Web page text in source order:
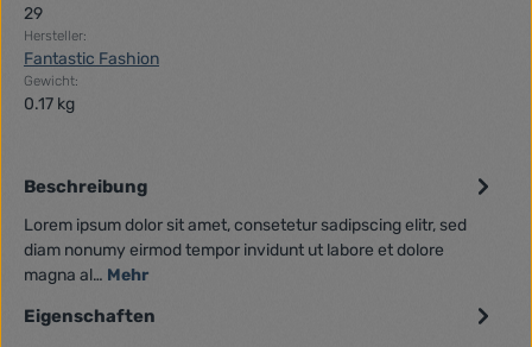
29
Hersteller:
Fantastic Fashion
Gewicht:
0.17 kg
Beschreibung
Lorem ipsum dolor sit amet, consetetur sadipscing elitr, sed
diam nonumy eirmod tempor invidunt ut labore et dolore
magna al… Mehr
Eigenschaften